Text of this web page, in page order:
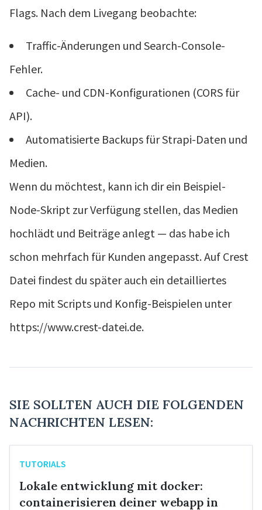
Flags. Nach dem Livegang beobachte:
Traffic-Änderungen und Search-Console-
Fehler.
Cache- und CDN-Konfigurationen (CORS für
API).
Automatisierte Backups für Strapi-Daten und
Medien.
Wenn du möchtest, kann ich dir ein Beispiel-
Node-Skript zur Verfügung stellen, das Medien
hochlädt und Beiträge anlegt — das habe ich
schon mehrfach für Kunden angepasst. Auf Crest
Datei findest du später auch ein detailliertes
Repo mit Scripts und Konfig-Beispielen unter
https://www.crest-datei.de.
SIE SOLLTEN AUCH DIE FOLGENDEN
NACHRICHTEN LESEN:
TUTORIALS
Lokale entwicklung mit docker:
containerisieren deiner webapp in